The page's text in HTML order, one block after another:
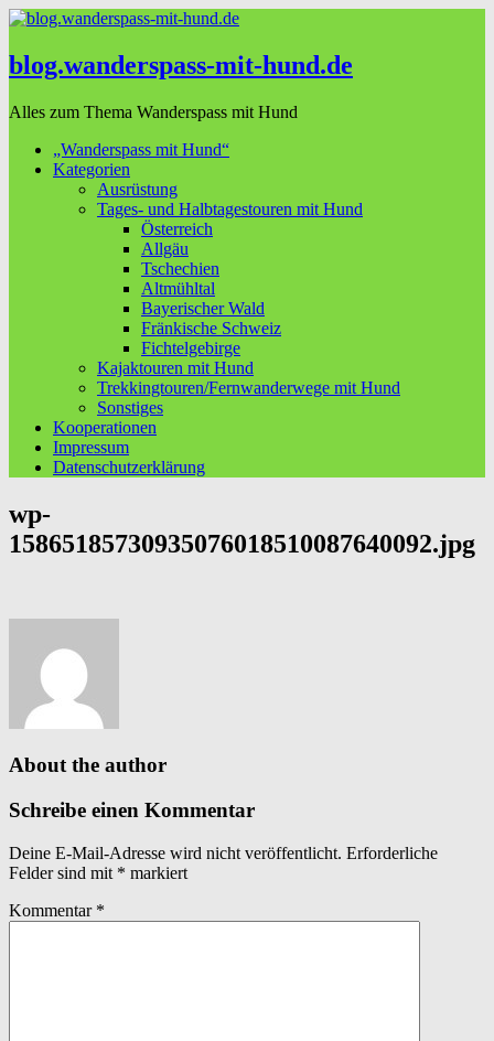
blog.wanderspass-mit-hund.de
Alles zum Thema Wanderspass mit Hund
„Wanderspass mit Hund“
Kategorien
Ausrüstung
Tages- und Halbtagestouren mit Hund
Österreich
Allgäu
Tschechien
Altmühltal
Bayerischer Wald
Fränkische Schweiz
Fichtelgebirge
Kajaktouren mit Hund
Trekkingtouren/Fernwanderwege mit Hund
Sonstiges
Kooperationen
Impressum
Datenschutzerklärung
wp-
15865185730935076018510087640092.jpg
About the author
Schreibe einen Kommentar
Deine E-Mail-Adresse wird nicht veröffentlicht. Erforderliche
Felder sind mit * markiert
Kommentar *